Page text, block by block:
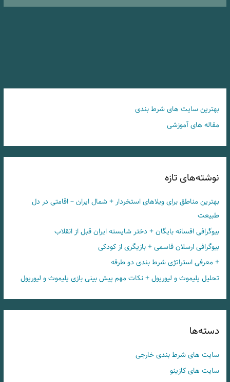
بهترین سایت های شرط بندی
مقاله های آموزشی
نوشته‌های تازه
بهترین مناطق برای ویلاهای استخردار + شمال ایران – اقامتی در دل
طبیعت
بیوگرافی افسانه بایگان + دختر شایسته ایران قبل از انقلاب
بیوگرافی ارسلان قاسمی + بازیگری از کودکی
+ معرفی استراتژی شرط بندی دو طرفه
تحلیل پلیموث و لیورپول + نکات مهم پیش بینی بازی پلیموث و لیورپول
دسته‌ها
سایت های شرط بندی خارجی
سایت های کازینو